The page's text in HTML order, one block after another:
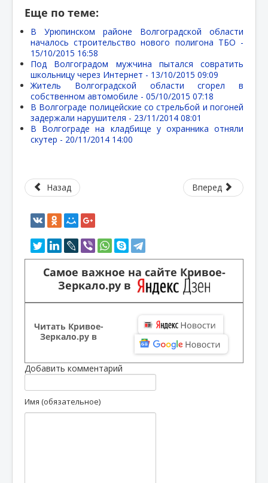
Еще по теме:
В Урюпинском районе Волгоградской области
началось строительство нового полигона ТБО -
15/10/2015 16:58
Под Волгоградом мужчина пытался совратить
школьницу через Интернет - 13/10/2015 09:09
Житель Волгоградской области сгорел в
собственном автомобиле - 05/10/2015 07:18
В Волгограде полицейские со стрельбой и погоней
задержали нарушителя - 23/11/2014 08:01
В Волгограде на кладбище у охранника отняли
скутер - 20/11/2014 14:00
Назад Вперед
Самое важное на сайте Кривое-
Зеркало.ру в
Читать Кривое-
Зеркало.ру в
Добавить комментарий
Имя (обязательное)